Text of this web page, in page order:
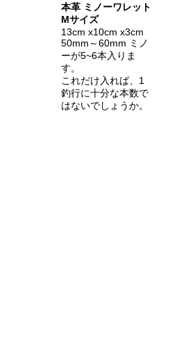
本革 ミノーワレット
Mサイズ
13cm x10cm x3cm
50mm～60mm ミノ
ーが5~6本入りま
す。
これだけ入れば、1
釣行に十分な本数で
はないでしょうか。